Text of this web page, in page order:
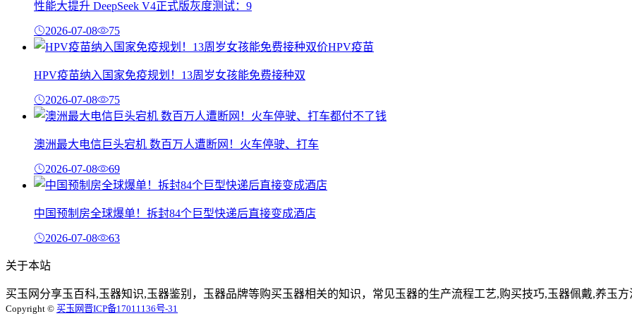
性能大提升 DeepSeek V4正式版灰度测试：9
2026-07-08 75
HPV疫苗纳入国家免疫规划！13周岁女孩能免费接种双
2026-07-08 75
澳洲最大电信巨头宕机 数百万人遭断网！火车停驶、打车
2026-07-08 69
中国预制房全球爆单！拆封84个巨型快递后直接变成酒店
2026-07-08 63
关于本站
买玉网分享玉百科,玉器知识,玉器鉴别，玉器品牌等购买玉器相关的知识，常见玉器的生产流程工艺,购买技巧,玉器佩戴,养玉方
Copyright © 买玉网晋ICP备17011136号-31